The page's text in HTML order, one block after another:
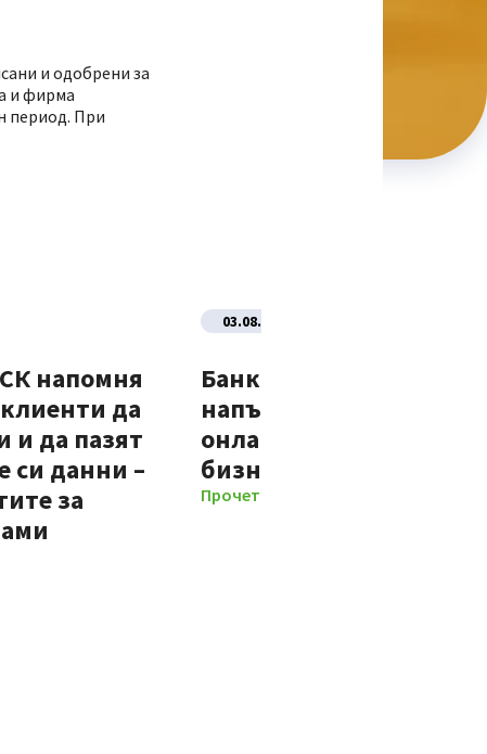
и одобрени за
и фирма
период. При
напомня
да
и да пазят
си данни –
за
03.08.2026
Банка ДСК стартира
напълно
онлайн процес за нови
бизнес клиенти
Прочети повече